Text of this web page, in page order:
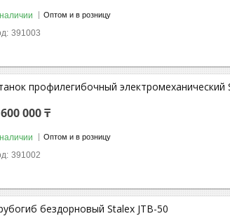
Оптом и в розницу
391003
профилегибочный электромеханический
000 ₸
Оптом и в розницу
391002
бездорновый Stalex JTB-50